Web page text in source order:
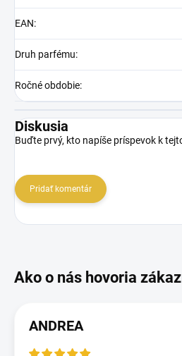
EAN:
Druh parfému:
Ročné obdobie:
Diskusia
Buďte prvý, kto napíše príspevok k
Pridať komentár
ANDREA